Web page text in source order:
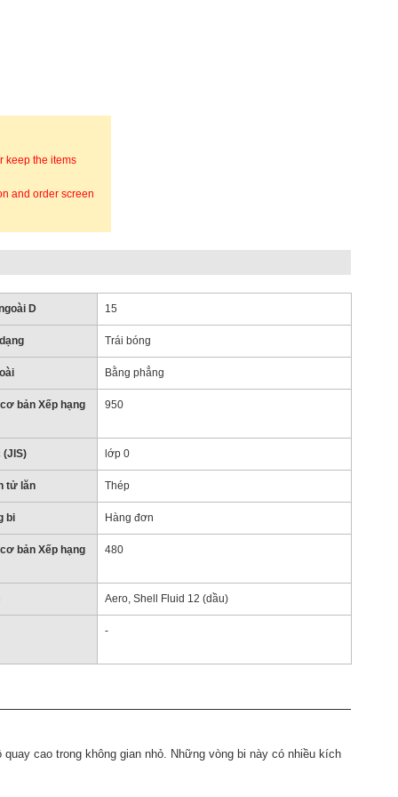
keep the items
and order screen
D 15
Trái bóng
Bằng phẳng
bản Xếp hạng
950
lớp 0
tử lăn Thép
bi Hàng đơn
bản Xếp hạng
480
Aero, Shell Fluid 12 (dầu)
-
cao trong không gian nhỏ. Những vòng bi này có nhiều kích